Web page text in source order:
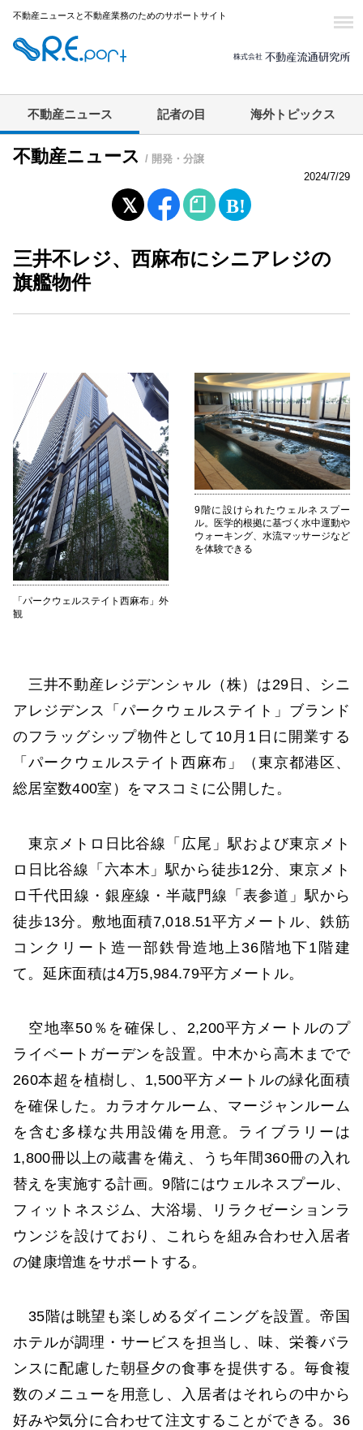
不動産ニュースと不動産業務のためのサポートサイト
不動産ニュース 記者の目 海外トピックス
不動産ニュース / 開発・分譲
2024/7/29
三井不レジ、西麻布にシニアレジの
旗艦物件
「パークウェルステイト西麻布」外
観
9階に設けられたウェルネスプー
ル。医学的根拠に基づく水中運動や
ウォーキング、水流マッサージなど
を体験できる
三井不動産レジデンシャル（株）は29日、シニ
アレジデンス「パークウェルステイト」ブランド
のフラッグシップ物件として10月1日に開業する
「パークウェルステイト西麻布」（東京都港区、
総居室数400室）をマスコミに公開した。
東京メトロ日比谷線「広尾」駅および東京メト
ロ日比谷線「六本木」駅から徒歩12分、東京メト
ロ千代田線・銀座線・半蔵門線「表参道」駅から
徒歩13分。敷地面積7,018.51平方メートル、鉄筋
コンクリート造一部鉄骨造地上36階地下1階建
て。延床面積は4万5,984.79平方メートル。
空地率50％を確保し、2,200平方メートルのプ
ライベートガーデンを設置。中木から高木までで
260本超を植樹し、1,500平方メートルの緑化面積
を確保した。カラオケルーム、マージャンルーム
を含む多様な共用設備を用意。ライブラリーは
1,800冊以上の蔵書を備え、うち年間360冊の入れ
替えを実施する計画。9階にはウェルネスプール、
フィットネスジム、大浴場、リラクゼーションラ
ウンジを設けており、これらを組み合わせ入居者
の健康増進をサポートする。
35階は眺望も楽しめるダイニングを設置。帝国
ホテルが調理・サービスを担当し、味、栄養バラ
ンスに配慮した朝昼夕の食事を提供する。毎食複
数のメニューを用意し、入居者はそれらの中から
好みや気分に合わせて注文することができる。36